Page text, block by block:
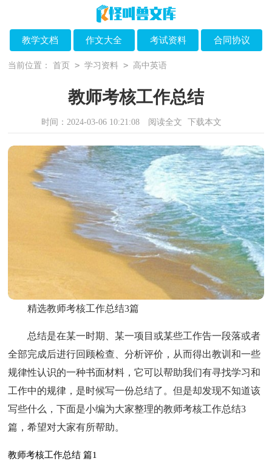
教学文档 作文大全 考试资料 合同协议
当前位置： 首页 > 学习资料 > 高中英语
教师考核工作总结
时间：2024-03-06 10:21:08 阅读全文 下载本文
精选教师考核工作总结3篇
总结是在某一时期、某一项目或某些工作告一段落或者
全部完成后进行回顾检查、分析评价，从而得出教训和一些
规律性认识的一种书面材料，它可以帮助我们有寻找学习和
工作中的规律，是时候写一份总结了。但是却发现不知道该
写些什么，下面是小编为大家整理的教师考核工作总结3
篇，希望对大家有所帮助。
教师考核工作总结 篇1